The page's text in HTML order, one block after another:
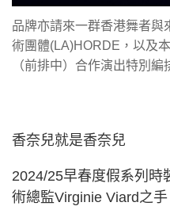
品牌亦請來一群香港舞者與
術團體(LA)HORDE，以及
（前排中）合作演出特別編
香奈兒就是香奈兒
2024/25早春度假系列時
術總監Virginie Viard之